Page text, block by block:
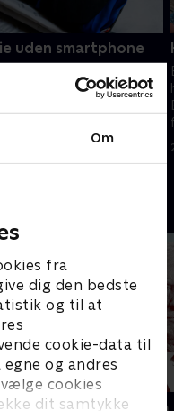
Om
fra
dig den bedste
og til at
cookie-data til
og andres
cookies
dit samtykke
uden smartphone
hvor gæster ved
telefon og et
2026 • 115 min